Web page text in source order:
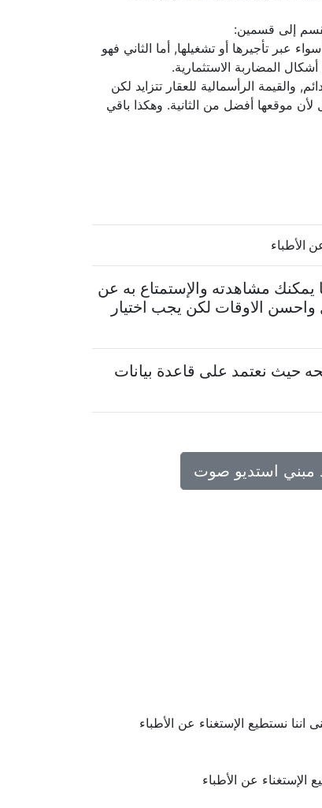
إلى قسمين:
عبر تأجيرها أو تشغيلها, أما الثاني فهو
المضاربة الاستثمارية.
والقيمة الرأسمالية للعقار تتزايد لكن
موقعها أفضل من الثانية. وهكذا باقي
الأطباء
مشاهدته والإستمتاع به عن
الاوقات لكن يجب اختيار
حيث نعتمد على قاعدة بيانات
مبني استديو صوت
اننا نستطيع الإستغناء عن الأطباء
الإستغناء عن الأطباء